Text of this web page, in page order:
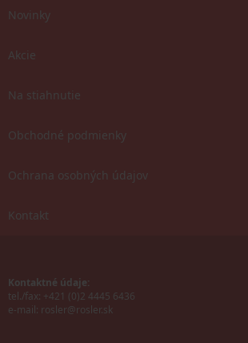
Novinky
Akcie
Na stiahnutie
Obchodné podmienky
Ochrana osobných údajov
Kontakt
Kontaktné údaje:
tel./fax: +421 (0)2 4445 6436
e-mail: rosler@rosler.sk